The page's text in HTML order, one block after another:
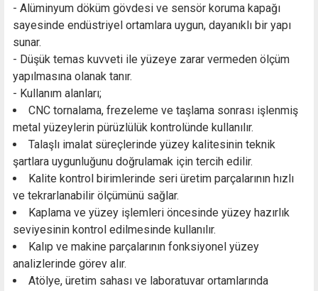
- Alüminyum döküm gövdesi ve sensör koruma kapağı
sayesinde endüstriyel ortamlara uygun, dayanıklı bir yapı
sunar.
- Düşük temas kuvveti ile yüzeye zarar vermeden ölçüm
yapılmasına olanak tanır.
- Kullanım alanları;
CNC tornalama, frezeleme ve taşlama sonrası işlenmiş
metal yüzeylerin pürüzlülük kontrolünde kullanılır.
Talaşlı imalat süreçlerinde yüzey kalitesinin teknik
şartlara uygunluğunu doğrulamak için tercih edilir.
Kalite kontrol birimlerinde seri üretim parçalarının hızlı
ve tekrarlanabilir ölçümünü sağlar.
Kaplama ve yüzey işlemleri öncesinde yüzey hazırlık
seviyesinin kontrol edilmesinde kullanılır.
Kalıp ve makine parçalarının fonksiyonel yüzey
analizlerinde görev alır.
Atölye, üretim sahası ve laboratuvar ortamlarında